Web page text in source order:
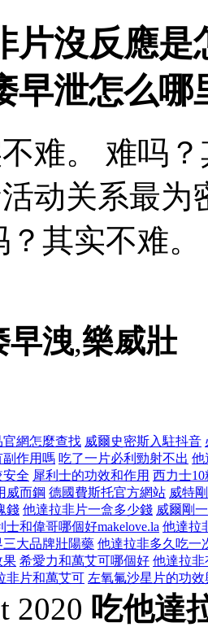
片沒反應
早泄怎么
难。 难吗
动关系最为
？其实不难
早洩,樂威壯
網怎麼查找 威爾史密斯入駐抖音
副作用嗎 吃了一片必利勁射不出 他
全 犀利士的功效和作用 西力士
威而鋼 德國費斯托官方網站 威特
錢 他達拉非片一盒多少錢 威爾剛
士和偉哥哪個好makelove.la 他達拉
三大品牌壯陽藥 他達拉非多久吃一
果 希愛力和萬艾可哪個好 他達拉非
非片和萬艾可 左氧氟沙星片的功效
2020 吃他達